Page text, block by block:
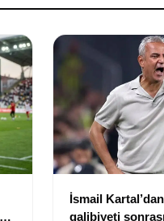
İsmail
galibiyeti